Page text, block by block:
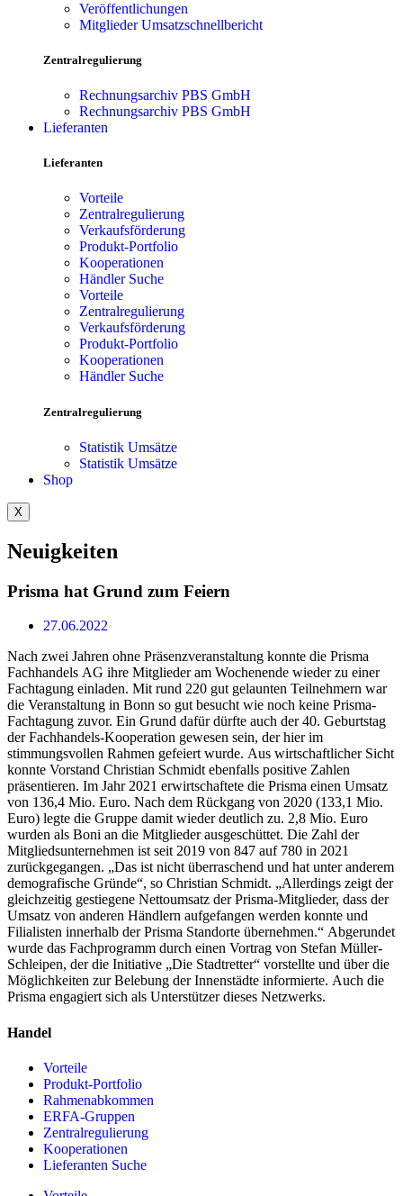
Veröffentlichungen
Mitglieder Umsatzschnellbericht
Zentralregulierung
Rechnungsarchiv PBS GmbH
Rechnungsarchiv PBS GmbH
Lieferanten
Lieferanten
Vorteile
Zentralregulierung
Verkaufsförderung
Produkt-Portfolio
Kooperationen
Händler Suche
Vorteile
Zentralregulierung
Verkaufsförderung
Produkt-Portfolio
Kooperationen
Händler Suche
Zentralregulierung
Statistik Umsätze
Statistik Umsätze
Shop
X
Neuigkeiten
Prisma hat Grund zum Feiern
27.06.2022
Nach zwei Jahren ohne Präsenzveranstaltung konnte die Prisma
Fachhandels AG ihre Mitglieder am Wochenende wieder zu einer
Fachtagung einladen. Mit rund 220 gut gelaunten Teilnehmern war
die Veranstaltung in Bonn so gut besucht wie noch keine Prisma-
Fachtagung zuvor. Ein Grund dafür dürfte auch der 40. Geburtstag
der Fachhandels-Kooperation gewesen sein, der hier im
stimmungsvollen Rahmen gefeiert wurde. Aus wirtschaftlicher Sicht
konnte Vorstand Christian Schmidt ebenfalls positive Zahlen
präsentieren. Im Jahr 2021 erwirtschaftete die Prisma einen Umsatz
von 136,4 Mio. Euro. Nach dem Rückgang von 2020 (133,1 Mio.
Euro) legte die Gruppe damit wieder deutlich zu. 2,8 Mio. Euro
wurden als Boni an die Mitglieder ausgeschüttet. Die Zahl der
Mitgliedsunternehmen ist seit 2019 von 847 auf 780 in 2021
zurückgegangen. „Das ist nicht überraschend und hat unter anderem
demografische Gründe“, so Christian Schmidt. „Allerdings zeigt der
gleichzeitig gestiegene Nettoumsatz der Prisma-Mitglieder, dass der
Umsatz von anderen Händlern aufgefangen werden konnte und
Filialisten innerhalb der Prisma Standorte übernehmen.“ Abgerundet
wurde das Fachprogramm durch einen Vortrag von Stefan Müller-
Schleipen, der die Initiative „Die Stadtretter“ vorstellte und über die
Möglichkeiten zur Belebung der Innenstädte informierte. Auch die
Prisma engagiert sich als Unterstützer dieses Netzwerks.
Handel
Vorteile
Produkt-Portfolio
Rahmenabkommen
ERFA-Gruppen
Zentralregulierung
Kooperationen
Lieferanten Suche